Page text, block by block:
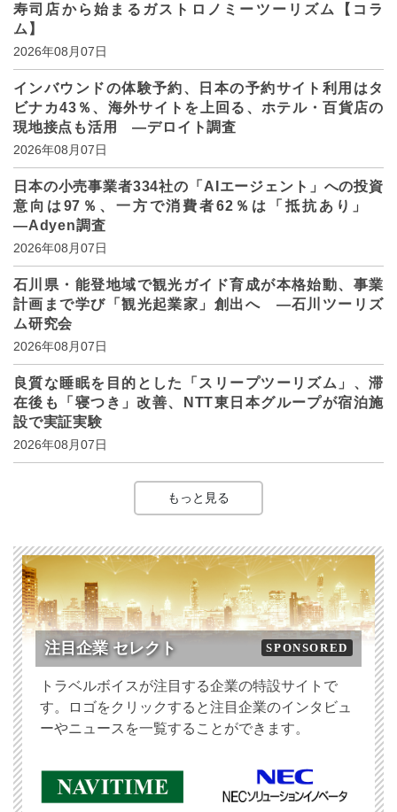
寿司店から始まるガストロノミーツーリズム【コラ
ム】
2026年08月07日
インバウンドの体験予約、日本の予約サイト利用はタ
ビナカ43％、海外サイトを上回る、ホテル・百貨店の
現地接点も活用 ―デロイト調査
2026年08月07日
日本の小売事業者334社の「AIエージェント」への投資
意向は97％、一方で消費者62％は「抵抗あり」
―Adyen調査
2026年08月07日
石川県・能登地域で観光ガイド育成が本格始動、事業
計画まで学び「観光起業家」創出へ ―石川ツーリズ
ム研究会
2026年08月07日
良質な睡眠を目的とした「スリープツーリズム」、滞
在後も「寝つき」改善、NTT東日本グループが宿泊施
設で実証実験
2026年08月07日
もっと見る
注目企業 セレクト SPONSORED
トラベルボイスが注目する企業の特設サイトで
す。ロゴをクリックすると注目企業のインタビュ
ーやニュースを一覧することができます。